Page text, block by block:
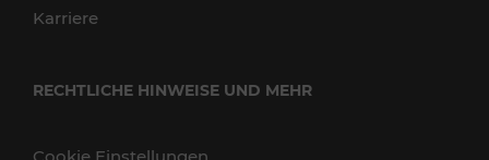
Karriere
RECHTLICHE HINWEISE UND MEHR